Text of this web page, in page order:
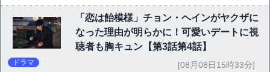
「恋は飴模様」チョン・ヘインがヤクザに
なった理由が明らかに！可愛いデートに視
聴者も胸キュン【第3話第4話】
ドラマ [08月08日15時33分]